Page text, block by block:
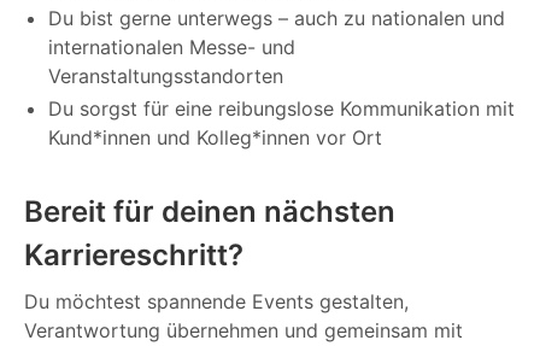
Du bist gerne unterwegs – auch zu nationalen und
internationalen Messe- und
Veranstaltungsstandorten
Du sorgst für eine reibungslose Kommunikation mit
Kund*innen und Kolleg*innen vor Ort
Bereit für deinen nächsten
Karriereschritt?
Du möchtest spannende Events gestalten,
Verantwortung übernehmen und gemeinsam mit